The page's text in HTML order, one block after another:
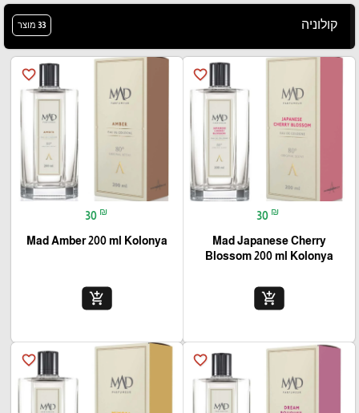
קולוניה 33 מוצר
favorite_border
30 ₪
Mad Japanese Cherry
Blossom 200 ml Kolonya
add_shopping_cart
favorite_border
30 ₪
Mad Amber 200 ml Kolonya
add_shopping_cart
favorite_border
favorite_border